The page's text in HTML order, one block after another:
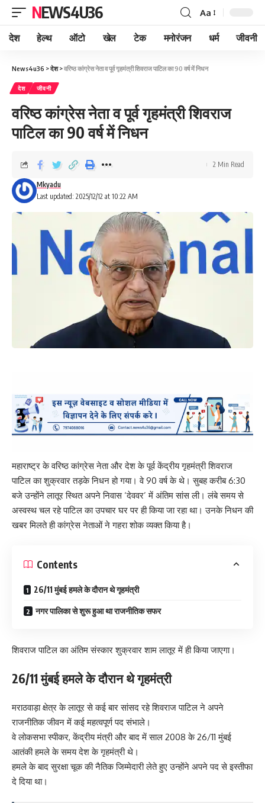
NEWS4U36 Aa
देश हेल्थ ऑटो खेल टेक मनोरंजन धर्म जीवनी
News4u36 >देश>वरिष्ठ कांग्रेस नेता व पूर्व गृहमंत्री शिवराज पाटिल का 90 वर्ष में निधन
देश जीवनी
वरिष्ठ कांग्रेस नेता व पूर्व गृहमंत्री शिवराज
पाटिल का 90 वर्ष में निधन
Last updated: 2025/12/12 at 10:22 AM
Mkyadu
2 Min Read
महाराष्ट्र के वरिष्ठ कांग्रेस नेता और देश के पूर्व केंद्रीय गृहमंत्री शिवराज
पाटिल का शुक्रवार तड़के निधन हो गया। वे 90 वर्ष के थे। सुबह करीब 6:30
बजे उन्होंने लातूर स्थित अपने निवास ‘देववर’ में अंतिम सांस ली। लंबे समय से
अस्वस्थ चल रहे पाटिल का उपचार घर पर ही किया जा रहा था। उनके निधन की
खबर मिलते ही कांग्रेस नेताओं ने गहरा शोक व्यक्त किया है।
Contents
26/11 मुंबई हमले के दौरान थे गृहमंत्री
नगर पालिका से शुरू हुआ था राजनीतिक सफर
शिवराज पाटिल का अंतिम संस्कार शुक्रवार शाम लातूर में ही किया जाएगा।
26/11 मुंबई हमले के दौरान थे गृहमंत्री
मराठवाड़ा क्षेत्र के लातूर से कई बार सांसद रहे शिवराज पाटिल ने अपने
राजनीतिक जीवन में कई महत्वपूर्ण पद संभाले।
वे लोकसभा स्पीकर, केंद्रीय मंत्री और बाद में साल 2008 के 26/11 मुंबई
आतंकी हमले के समय देश के गृहमंत्री थे।
हमले के बाद सुरक्षा चूक की नैतिक जिम्मेदारी लेते हुए उन्होंने अपने पद से इस्तीफा
दे दिया था।